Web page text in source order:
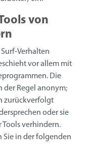
von
Verhalten
vor allem mit
Die
der Regel anonym;
zurückverfolgt
oder sie
verhindern.
in der folgenden